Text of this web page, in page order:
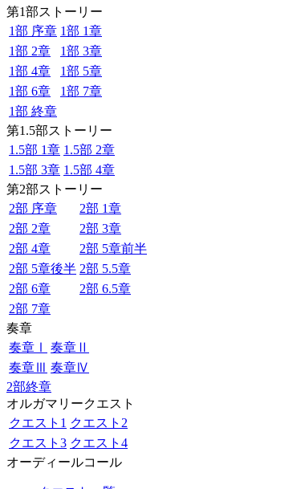
第1部ストーリー
1部 序章 1部 1章
1部 2章
1部 3章
1部 4章
1部 5章
1部 6章
1部 7章
1部 終章
第1.5部ストーリー
1.5部 1章 1.5部 2章
1.5部 3章 1.5部 4章
第2部ストーリー
2部 序章
2部 1章
2部 2章
2部 3章
2部 4章
2部 5章前半
2部 5章後半 2部 5.5章
2部 6章
2部 6.5章
2部 7章
奏章
奏章Ⅰ
奏章Ⅱ
奏章Ⅲ 奏章Ⅳ
2部終章
オルガマリークエスト
クエスト1 クエスト2
クエスト3 クエスト4
オーディールコール